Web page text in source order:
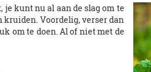
kunt nu al aan de slag om te
kruiden. Voordelig, verser dan
om te doen. Al of niet met de